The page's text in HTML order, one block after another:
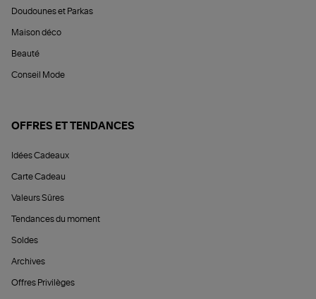
Doudounes et Parkas
Maison déco
Beauté
Conseil Mode
OFFRES ET TENDANCES
Idées Cadeaux
Carte Cadeau
Valeurs Sûres
Tendances du moment
Soldes
Archives
Offres Privilèges